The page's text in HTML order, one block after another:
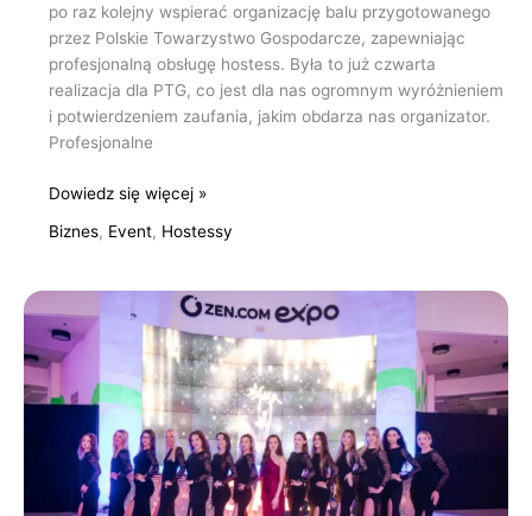
po raz kolejny wspierać organizację balu przygotowanego
przez Polskie Towarzystwo Gospodarcze, zapewniając
profesjonalną obsługę hostess. Była to już czwarta
realizacja dla PTG, co jest dla nas ogromnym wyróżnieniem
i potwierdzeniem zaufania, jakim obdarza nas organizator.
Profesjonalne
Dowiedz się więcej »
Biznes, Event, Hostessy
Jubileuszowa
Gala
Podkarpackiego
Klubu
Biznesu